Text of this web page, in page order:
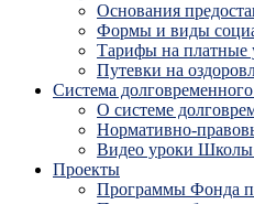
Основания
Формы и виды
Тарифы на платные
Путевки на
Система долговременного
О системе
Нормативно-
Видео уроки Школы
Проекты
Программы Фонда